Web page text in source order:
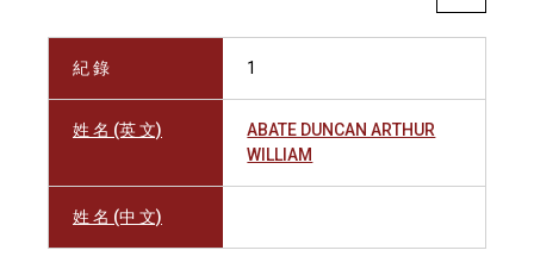
紀 錄 1
姓 名 (英 文)
ABATE DUNCAN ARTHUR
WILLIAM
姓 名 (中 文)